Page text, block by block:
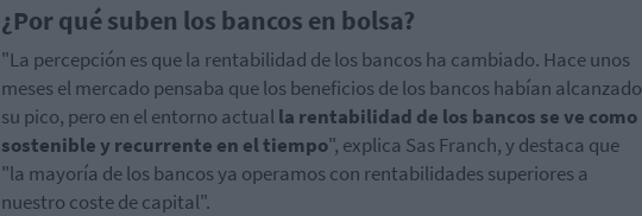
¿Por qué suben los bancos en bolsa?
"La percepción es que la rentabilidad de los bancos ha cambiado. Hace unos
meses el mercado pensaba que los beneficios de los bancos habían alcanzado
su pico, pero en el entorno actualla rentabilidad de los bancos se ve como
sostenible y recurrente en el tiempo", explica Sas Franch, y destaca que
"la mayoría de los bancos ya operamos con rentabilidades superiores a
nuestro coste de capital".